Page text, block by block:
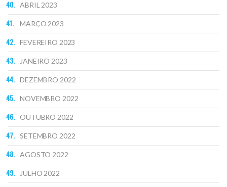
ABRIL 2023
MARÇO 2023
FEVEREIRO 2023
JANEIRO 2023
DEZEMBRO 2022
NOVEMBRO 2022
OUTUBRO 2022
SETEMBRO 2022
AGOSTO 2022
JULHO 2022